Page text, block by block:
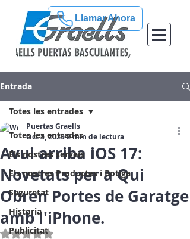
Llamar Ahora
Entrada
Totes les entrades
Els nostres serveis
Els nostres Productes i Botiga
Seguretat
Historia
Publicitat
Totes les entrades
Avui arriba iOS 17:
Novetats per a Qui
Obren Portes de Garatge
amb l'iPhone.
Puertas Graells
Oct 3, 20232 min de lectura
Puntuat amb NaN de 5 estrelles.